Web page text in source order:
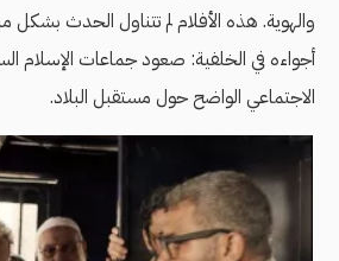
والهوية. هذه الأفلام لم تتناول الحدث
أجواءه في الخلفية: صعود جماعات الإسلام
الاجتماعي الواضح حول مستقبل البلاد.